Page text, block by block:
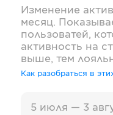
Изменение
месяц.
пользоватей,
активность на
выше, тем
Как разобраться в
5 июля — 3